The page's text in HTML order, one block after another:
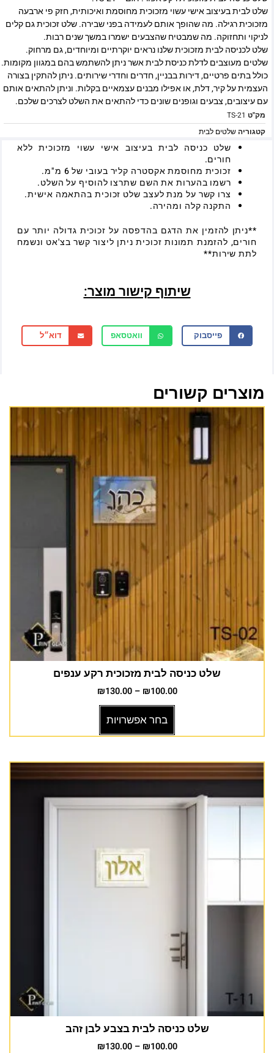
שלט לבית בעיצוב אישי עשוי מזכוכית מחוסמת ואיכותית, חזק פי ארבעה
מזכוכית רגילה. מה שהופך אותם לעמידה בפני שבירה. שלט זכוכית גם קלים
לניקוי ותחזוקה. מה שמבטיח שהצבעים ישמרו במשך שנים רבות.
שלט לכניסה לבית מזכוכית שלנו נראים יוקרתיים ומיוחדים, גם מרחוק.
שלטים מעוצבים לדלת כניסת לבית אשר ניתן להשתמש בהם במגוון מקומות.
כולל בתים פרטיים, דירות בבניין, חדרים וחדרי שירותים. ניתן להתקין בצורה
העצמית על קיר, דלת, או אפילו מבנים עצמאיים בקלות. וניתן להתאים אותם
עם עיצובים, צבעים וגופנים שונים כדי להתאים את השלט לצרכים שלכם.
מק"ט TS-21
קטגוריהשלטים לבית
שלט כניסה לבית בעיצוב אישי עשוי מזכוכית ללא
חורים.
זכוכית מחוסמת אקסטרה קליר בעובי של 6 מ"מ.
רשמו בהערות את השם שתרצו להוסיף על השלט.
צרו קשר על מנת לעצב שלט זכוכית בהתאמה אישית.
התקנה קלה ומהירה.
**ניתן להזמין את הדגם בהדפסה על זכוכית גדולה יותר עם
חורים, להזמנת תמונות זכוכית ניתן ליצור קשר בצ'אט ונשמח
לתת שירות**
שיתוף קישור מוצר:
פייסבוק וואטסאפ דוא״ל
מוצרים קשורים
שלט כניסה לבית מזכוכית רקע ענפים
₪100.00
–
₪130.00
בחר אפשרויות
שלט כניסה לבית בצבע לבן זהב
₪100.00
–
₪130.00